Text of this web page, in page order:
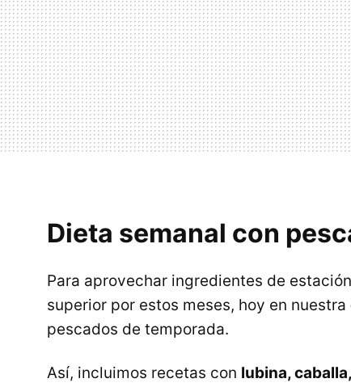
Dieta semanal con
Para aprovechar ingredientes de
superior por estos meses, hoy en nuestra
pescados de temporada.
Así, incluimos recetas con lubina,